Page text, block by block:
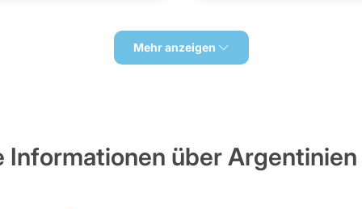
Mehr anzeigen
Informationen über